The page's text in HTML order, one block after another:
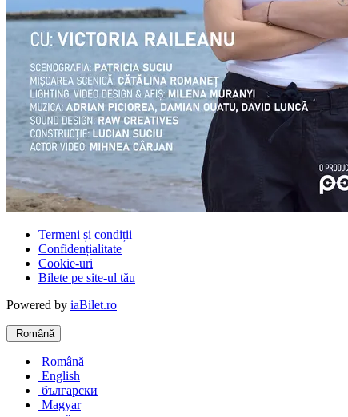
Termeni și condiții
Confidențialitate
Cookie-uri
Bilete pe site-ul tău
Powered by iaBilet.ro
Română
Română
English
български
Magyar